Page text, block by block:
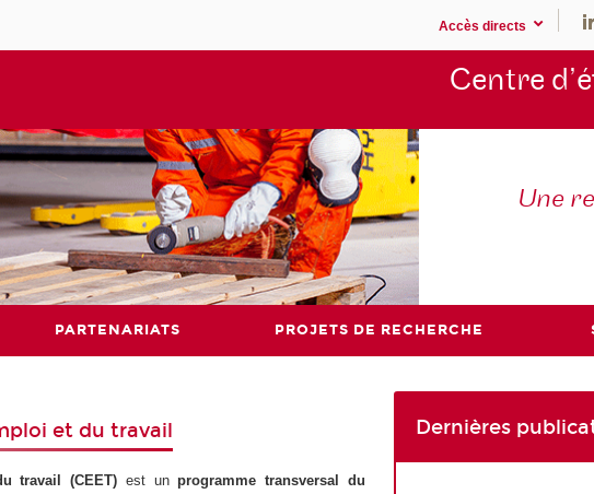
Accès directs
Centre d’é
Une
PARTENARIATS PROJETS DE RECHERCHE
et du travail
travail (CEET) est unprogramme transversal du
Dernières